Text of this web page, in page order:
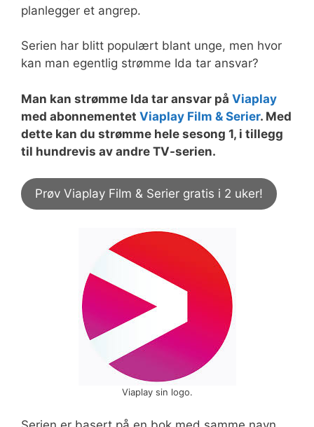
planlegger et angrep.
Serien har blitt populært blant unge, men hvor
kan man egentlig strømme Ida tar ansvar?
Man kan strømme Ida tar ansvar på Viaplay
med abonnementet Viaplay Film & Serier. Med
dette kan du strømme hele sesong 1, i tillegg
til hundrevis av andre TV-serien.
Prøv Viaplay Film & Serier gratis i 2 uker!
Viaplay sin logo.